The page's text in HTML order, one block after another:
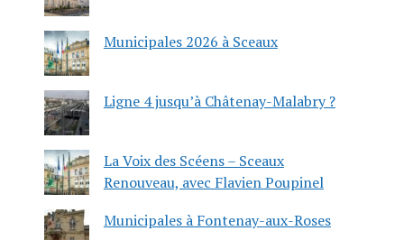
Municipales 2026 à Sceaux
Ligne 4 jusqu’à Châtenay-Malabry ?
La Voix des Scéens – Sceaux
Renouveau, avec Flavien Poupinel
Municipales à Fontenay-aux-Roses